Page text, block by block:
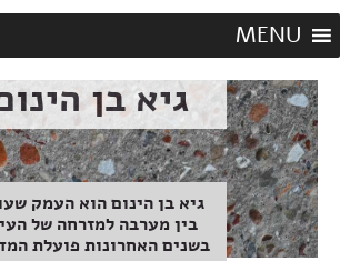
גיא בן
גיא בן הינום הוא העמק
בין מערבה למזרחה של
בשנים האחרונות פועלת